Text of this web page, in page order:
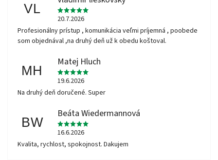
VL
20.7.2026
Profesionálny prístup , komunikácia veľmi príjemná , poobede
som objednával ,na druhý deň už k obedu koštoval.
MH
Matej Hluch
19.6.2026
Na druhý deň doručené. Super
BW
Beáta Wiedermannová
16.6.2026
Kvalita, rychlost, spokojnost. Dakujem